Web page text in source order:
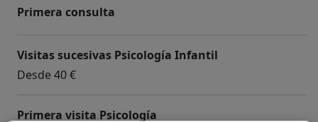
Específico del Lenguaje (TEL), trastorno del Espectro
implementación de Sistemas Alternativos o
Aumentativos de la Comunicación (SAAC).
Por otra parte, nuestro centro Kaptain se encuentra
Primera consulta
Visitas sucesivas Psicología Infantil
Desde 40 €
Primera visita Psicología